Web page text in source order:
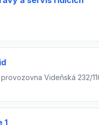
Videňská 232/
1